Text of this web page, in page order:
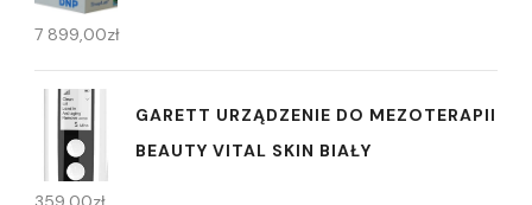
7 899,00zł
GARETT URZĄDZENIE DO MEZOTERAPII
BEAUTY VITAL SKIN BIAŁY